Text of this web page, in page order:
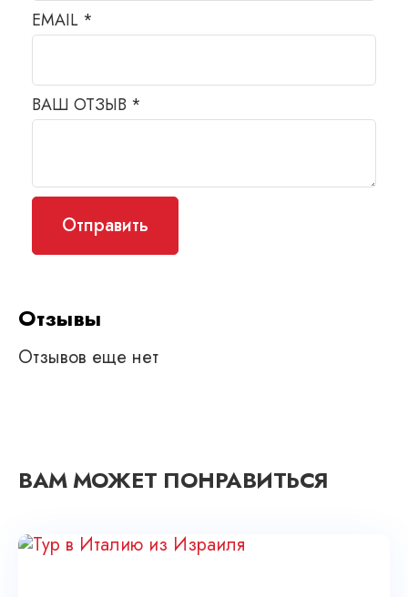
Отзывы
Отзывов еще нет
ВАШ ОТЗЫВ *
EMAIL *
ВАМ МОЖЕТ ПОНРАВИТЬСЯ